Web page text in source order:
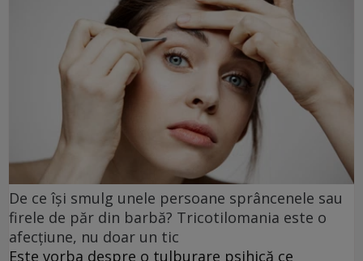
De ce își smulg unele persoane sprâncenele sau
firele de păr din barbă? Tricotilomania este o
afecțiune, nu doar un tic
Este vorba despre o tulburare psihică ce